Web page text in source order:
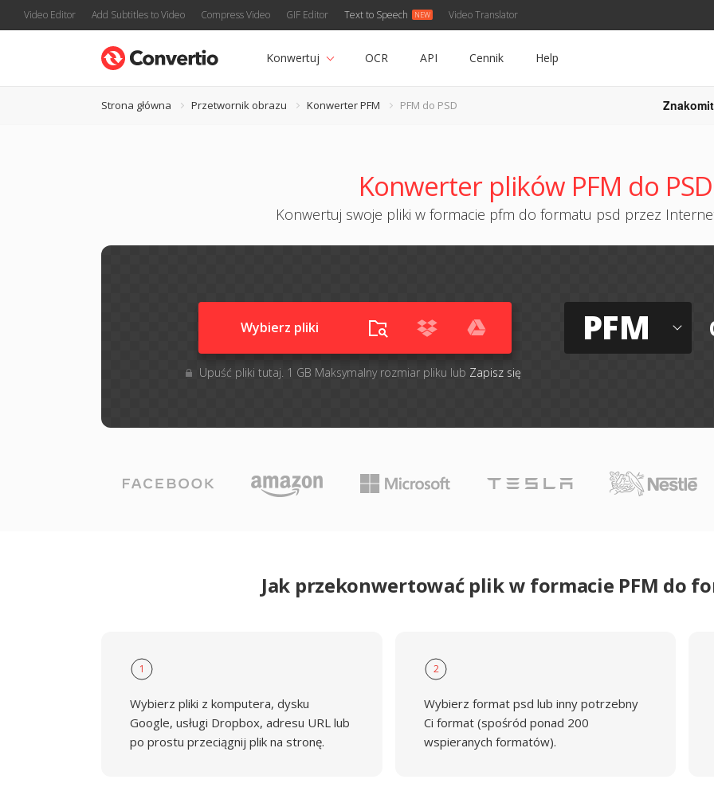
Video Editor Add Subtitles to Video Compress Video GIF Editor Text to Speech Video Translator
Konwertuj OCR API Cennik Help
Strona główna Przetwornik obrazu Konwerter PFM PFM do PSD
Konwerter plików PFM do PSD
Konwertuj swoje pliki w formacie pfm do formatu psd przez
Wybierz pliki
Upuść pliki tutaj. 1 GB Maksymalny rozmiar pliku lub Zapisz się
PFM
Jak przekonwertować plik w formacie PFM do
1
Wybierz pliki z komputera, dysku
Google, usługi Dropbox, adresu URL lub
po prostu przeciągnij plik na stronę.
2
Wybierz format psd lub inny potrzebny
Ci format (spośród ponad 200
wspieranych formatów).